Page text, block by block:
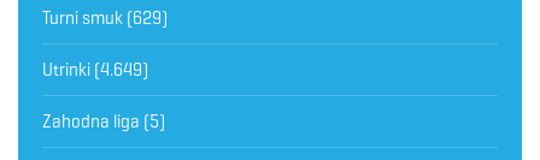
Turni smuk (629)
Utrinki (4.649)
Zahodna liga (5)